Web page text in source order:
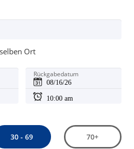
Ort
Rückgabedatum
30 - 69 70+